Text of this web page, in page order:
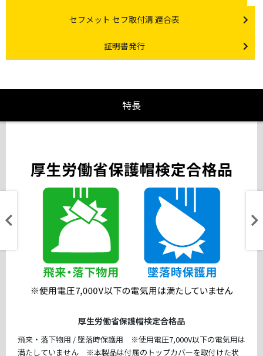
Other link
セフメット セフ取付溝 適合表
Certificate Issuance
証明書発行
特長
厚生労働省保護帽検定合格品
飛来・落下物用 / 墜落時保護用 ※使用電圧7,000V以下の電気用は
満たしていません ※本製品は付属のトップカバーを取付けた状